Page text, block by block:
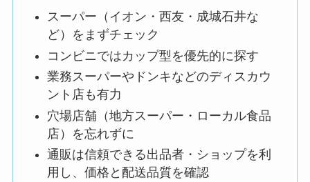
スーパー（イオン・西友・成城石井な
ど）をまずチェック
コンビニではカップ型を優先的に探す
業務スーパーやドンキなどのディスカウ
ント店も有力
穴場店舗（地方スーパー・ローカル食品
店）を忘れずに
通販は信頼できる出品者・ショップを利
用し、価格と配送品質を確認